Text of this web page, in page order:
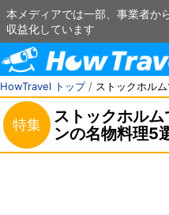
本メディアでは一部、事業者か
収益化しています
HowTravel トップ/ ストックホル
特集
ストックホル
ンの名物料理5